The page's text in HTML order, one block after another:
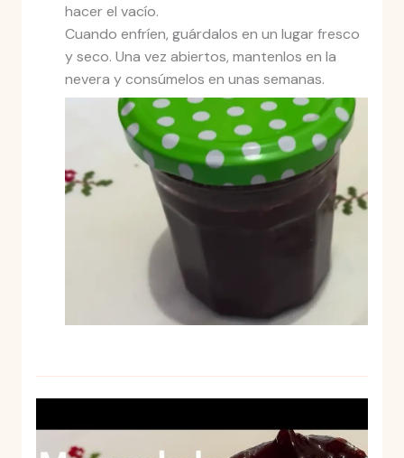
hacer el vacío.
Cuando enfríen, guárdalos en un lugar fresco
y seco. Una vez abiertos, mantenlos en la
nevera y consúmelos en unas semanas.